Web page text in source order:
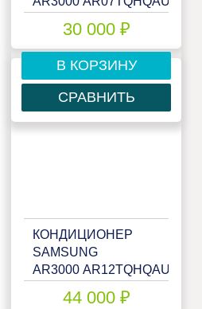
30 000 ₽
В КОРЗИНУ
СРАВНИТЬ
КОНДИЦИОНЕР
SAMSUNG
AR3000 AR12TQHQAURNER
44 000 ₽